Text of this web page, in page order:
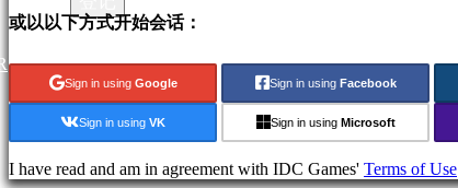
免
费
始
别
或以以下方式开始会话：
Sign in using Google Sign in using Facebook
Sign in using VK Sign in using Microsoft
I have read and am in agreement with IDC Games' Terms of Use